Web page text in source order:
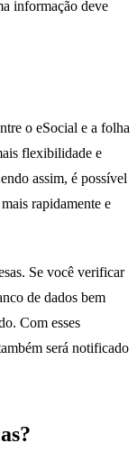
informação deve
o eSocial e a folha
flexibilidade e
assim, é possível
rapidamente e
Se você verificar
de dados bem
Com esses
será notificado